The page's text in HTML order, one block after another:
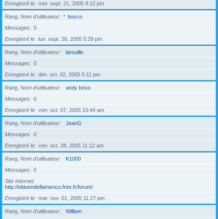
Enregistré le
mer. sept. 21, 2005 4:12 pm
Rang, Nom d’utilisateur * bosco
Messages
5
Enregistré le
lun. sept. 26, 2005 5:29 pm
Rang, Nom d’utilisateur
larouille
Messages
0
Enregistré le
dim. oct. 02, 2005 5:11 pm
Rang, Nom d’utilisateur
andy boso
Messages
0
Enregistré le
ven. oct. 07, 2005 10:44 am
Rang, Nom d’utilisateur
JeanG
Messages
0
Enregistré le
ven. oct. 28, 2005 11:12 am
Rang, Nom d’utilisateur
K1000
Messages
0
Site Internet
http://elduendeflamenco.free.fr/forum/
Enregistré le
mar. nov. 01, 2005 11:27 pm
Rang, Nom d’utilisateur
William